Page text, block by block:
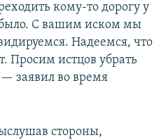
кому-то дорогу у
было. С вашим иском мы
Надеемся, что
Просим истцов убрать
— заявил во время
стороны,